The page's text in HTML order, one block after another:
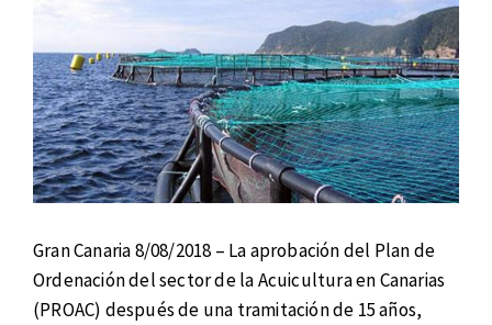
Gran Canaria 8/08/2018 – La aprobación del Plan de
Ordenación del sector de la Acuicultura en Canarias
(PROAC) después de una tramitación de 15 años,